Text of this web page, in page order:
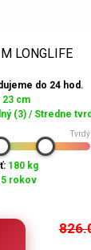
LONGLIFE
do 24 hod.
23 cm
(3) / Stredne
Tvrdý
180 kg
5 rokov